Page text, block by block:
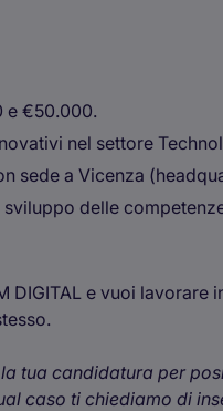
e €50.000.
nel settore
sede a Vicenza
delle
DIGITAL e vuoi lavorare
tua candidatura per
caso ti chiediamo di